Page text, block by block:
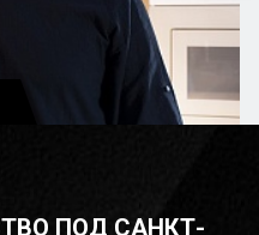
ПОД САНКТ-